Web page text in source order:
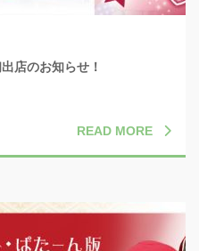
店のお知らせ！
READ MORE